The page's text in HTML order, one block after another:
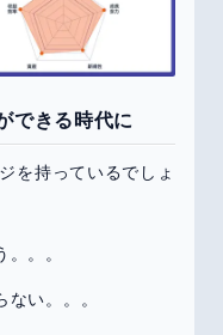
できる時代に
を持っているでしょ
。。
い。。。